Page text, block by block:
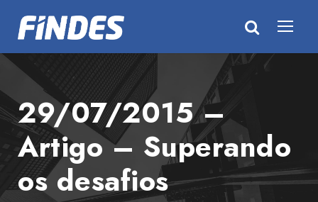
29/07/2015 –
Artigo – Superando
os desafios